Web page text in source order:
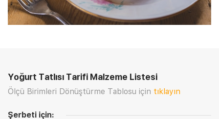
Yoğurt Tatlısı Tarifi Malzeme Listesi
Ölçü Birimleri Dönüştürme Tablosu için tıklayın
Şerbeti için: